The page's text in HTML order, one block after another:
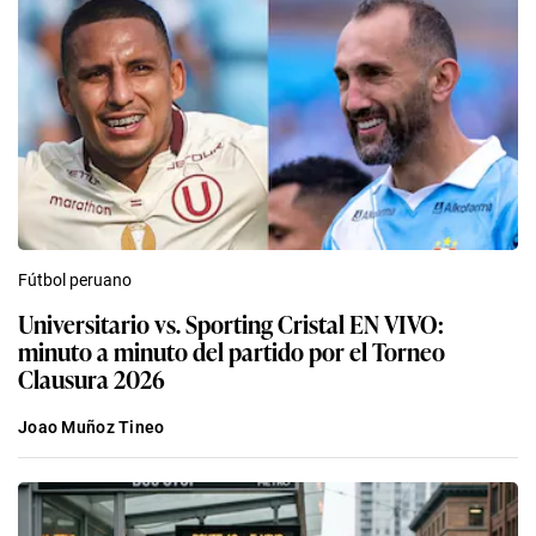
Fútbol peruano
Universitario vs. Sporting Cristal EN VIVO:
minuto a minuto del partido por el Torneo
Clausura 2026
Joao Muñoz Tineo